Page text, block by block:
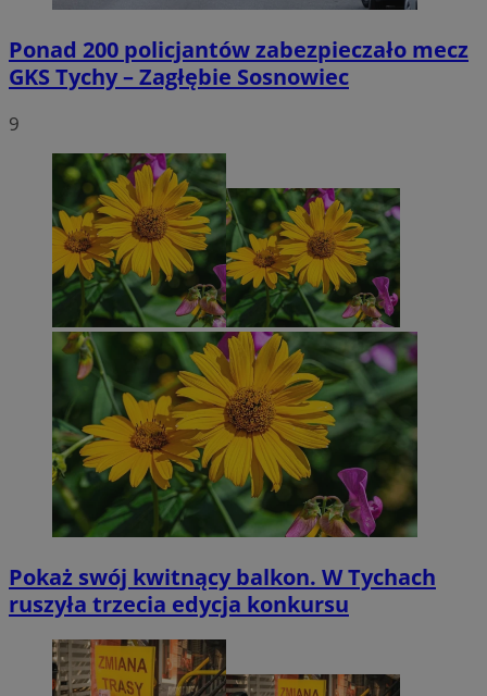
Ponad 200 policjantów zabezpieczało mecz
GKS Tychy – Zagłębie Sosnowiec
9
Pokaż swój kwitnący balkon. W Tychach
ruszyła trzecia edycja konkursu